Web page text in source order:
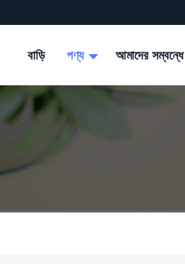
বাড়ি পণ্য আমাদের সম্বন্ধে